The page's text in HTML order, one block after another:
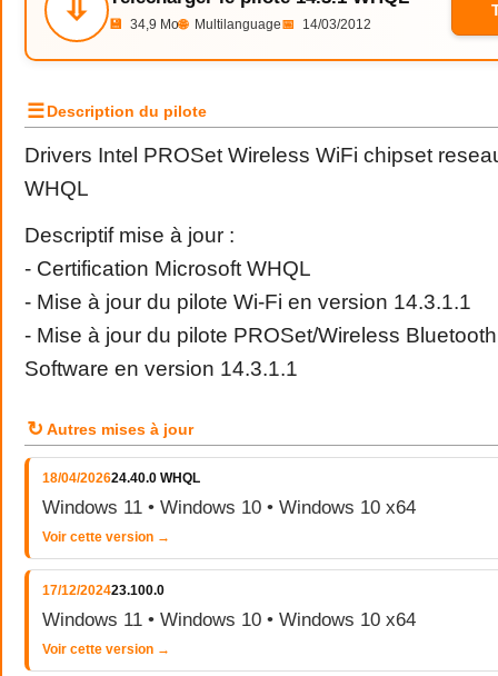
💾 34,9 Mo🌐 Multilanguage📅 14/03/2012
☰Description du pilote
Drivers Intel PROSet Wireless WiFi chipset
WHQL
Descriptif mise à jour :
- Certification Microsoft WHQL
- Mise à jour du pilote Wi-Fi en version 14.3.1.1
- Mise à jour du pilote PROSet/Wireless
Software en version 14.3.1.1
↻ Autres mises à jour
18/04/202624.40.0 WHQL
Windows 11 • Windows 10 • Windows 10 x64
Voir cette version →
17/12/202423.100.0
Windows 11 • Windows 10 • Windows 10 x64
Voir cette version →